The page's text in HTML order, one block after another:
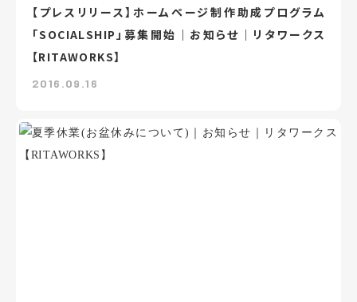
【プレスリリース】ホームページ制作助成プログラム
「SOCIALSHIP」募集開始｜お知らせ｜リタワークス
【RITAWORKS】
2016.09.16